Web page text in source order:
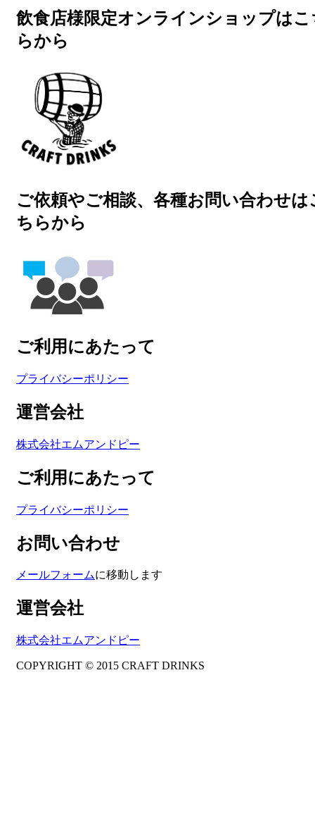
飲食店様限定オンラインショップはこ
らから
ご依頼やご相談、各種お問い合わせは
ちらから
ご利用にあたって
プライバシーポリシー
運営会社
株式会社エムアンドピー
ご利用にあたって
プライバシーポリシー
お問い合わせ
メールフォームに移動します
運営会社
株式会社エムアンドピー
COPYRIGHT © 2015 CRAFT DRINKS